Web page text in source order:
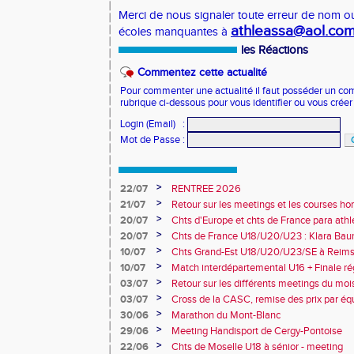
Merci de nous signaler toute erreur de nom
écoles manquantes à
les Réactions
Commentez cette actualité
Pour commenter une actualité il faut posséder un
rubrique ci-dessous pour vous identifier ou vous
Login (Email)
:
Mot de Passe :
22/07 >
RENTREE 2026
21/07
>
Retour sur les meetings et les courses
20/07
>
Chts d'Europe et chts de France para
champion d'Europe et multiples
20/07 >
Chts de France U18/U20/U23 : Klara
10e
10/07 >
Chts Grand-Est U18/U20/U23/SE à
10/07
>
Match interdépartemental U16 + Finale
Obernai
03/07 >
Retour sur les différents meetings du
03/07
>
Cross de la CASC, remise des prix par
collèges
30/06 >
Marathon du Mont-Blanc
29/06
>
Meeting Handisport de Cergy-Pontoise
22/06
>
Chts de Moselle U18 à sénior - meeting